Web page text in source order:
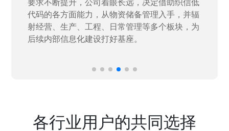
代码的各方面能力，从物资储备管理入手，并辐
射经营、生产、工程、日常管理等多个板块，为
后续内部信息化建设打好基座。
各行业用户的共同选择